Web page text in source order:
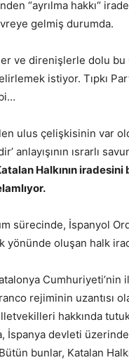
“ayrılma hakkı“
gelmiş durumda.
ve direnişlerle dolu bu
istiyor. Tıpkı
ulus çelişkisinin var
anlayışının ısrarlı
Halkının
sürecinde, İspanyol
yönünde oluşan halk
Cumhuriyeti’nin
rejiminin uzantısı
hakkında
İspanya devleti
bunlar, Katalan